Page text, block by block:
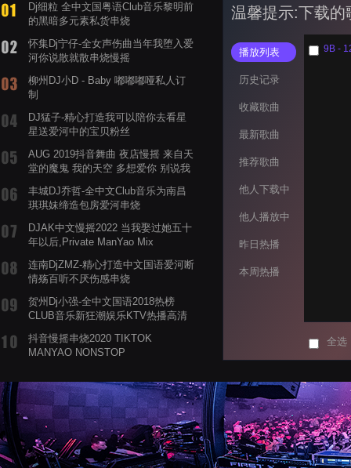
Dj细粒 全中文国粤语Club音乐黎明前
的黑暗多元素私货串烧
怀集Dj宁仔-全女声伤曲当年我堕入爱
河你说散就散串烧慢摇
柳州DJ小D - Baby 嘟嘟嘟哑私人订
制
DJ猛子-精心打造我可以陪你去看星
星送爱河中的宝贝粉丝
AUG 2019抖音舞曲 夜店慢摇 来自天
堂的魔鬼 我的天空 多想爱你 别说我
丰城DJ乔哲-全中文Club音乐为南昌
琪琪妹缔造包房爱河串烧
DJAK中文慢摇2022 当我娶过她五十
年以后,Private ManYao Mix
连南DjZMZ-精心打造中文国语爱河断
情殇百听不厌伤感串烧
贺州Dj小强-全中文国语2018热榜
CLUB音乐新狂潮娱乐KTV热播高清
抖音慢摇串烧2020 TIKTOK
MANYAO NONSTOP
蝉爸爸妈妈爱存在夏天的风是想你的
声音啊
温馨提示:下载的
播放列表
历史记录
收藏歌曲
最新歌曲
推荐歌曲
他人下载中
他人播放中
昨日热播
本周热播
全选